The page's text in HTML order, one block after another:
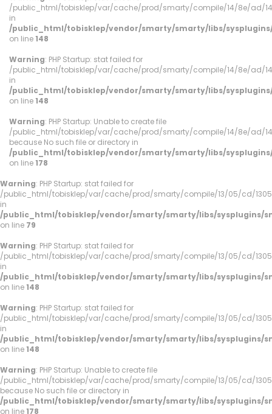
/public_html/tobisklep/var/cache/prod/smarty/compile/14/8e/ad/
in
/public_html/tobisklep/vendor/smarty/smarty/libs/
on line 148
Warning: PHP Startup: stat failed for
/public_html/tobisklep/var/cache/prod/smarty/compile/14/8e/ad/
in
/public_html/tobisklep/vendor/smarty/smarty/libs/
on line 148
Warning: PHP Startup: Unable to create file
/public_html/tobisklep/var/cache/prod/smarty/compile/14/8e/ad/
because No such file or directory in
/public_html/tobisklep/vendor/smarty/smarty/libs/
on line 178
Warning: PHP Startup: stat failed for
/public_html/tobisklep/var/cache/prod/smarty/compile/13/05/cd/
in
/public_html/tobisklep/vendor/smarty/smarty/libs/sysplugins/
on line 79
Warning: PHP Startup: stat failed for
/public_html/tobisklep/var/cache/prod/smarty/compile/13/05/cd/
in
/public_html/tobisklep/vendor/smarty/smarty/libs/sysplugins/
on line 148
Warning: PHP Startup: stat failed for
/public_html/tobisklep/var/cache/prod/smarty/compile/13/05/cd/
in
/public_html/tobisklep/vendor/smarty/smarty/libs/sysplugins/
on line 148
Warning: PHP Startup: Unable to create file
/public_html/tobisklep/var/cache/prod/smarty/compile/13/05/cd/
because No such file or directory in
/public_html/tobisklep/vendor/smarty/smarty/libs/sysplugins/
on line 178